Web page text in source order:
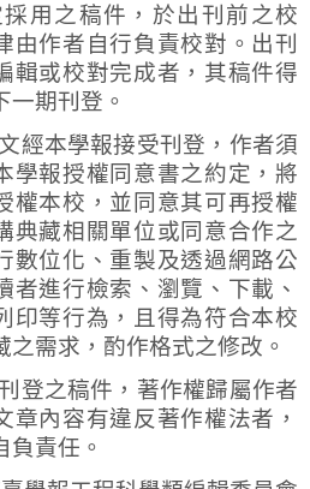
用之稿件，於出刊前之校
由作者自行負責校對。出刊
輯或校對完成者，其稿件得
一期刊登。
經本學報接受刊登，作者須
學報授權同意書之約定，將
權本校，並同意其可再授權
典藏相關單位或同意合作之
數位化、重製及透過網路公
者進行檢索、瀏覽、下載、
印等行為，且得為符合本校
之需求，酌作格式之修改。
登之稿件，著作權歸屬作者
章內容有違反著作權法者，
負責任。